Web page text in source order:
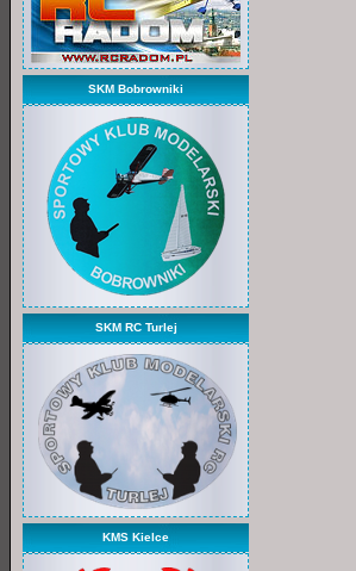
SKM Bobrowniki
SKM RC Turlej
KMS Kielce